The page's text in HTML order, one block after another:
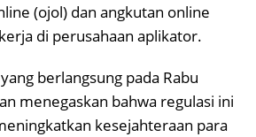
(ojol) dan angkutan online
di perusahaan aplikator.
berlangsung pada Rabu
menegaskan bahwa regulasi ini
kesejahteraan para